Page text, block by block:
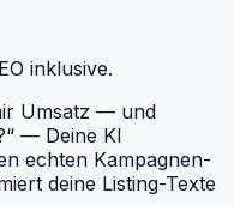
inklusive.
Umsatz — und
— Deine KI
echten Kampagnen-
deine Listing-Texte